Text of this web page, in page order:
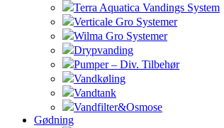
Terra Aquatica Vandings System
Verticale Gro Systemer
Wilma Gro Systemer
Drypvanding
Pumper – Div. Tilbehør
Vandkøling
Vandtank
Vandfilter&Osmose
Gødning